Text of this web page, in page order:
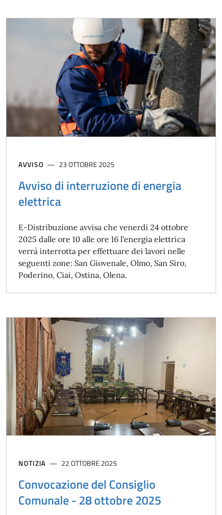
AVVISO 23 OTTOBRE 2025
Avviso di interruzione di energia
elettrica
E-Distribuzione avvisa che venerdì 24 ottobre
2025 dalle ore 10 alle ore 16 l'energia elettrica
verrà interrotta per effettuare dei lavori nelle
seguenti zone: San Giovenale, Olmo, San Siro,
Poderino, Ciai, Ostina, Olena.
NOTIZIA 22 OTTOBRE 2025
Convocazione del Consiglio
Comunale - 28 ottobre 2025